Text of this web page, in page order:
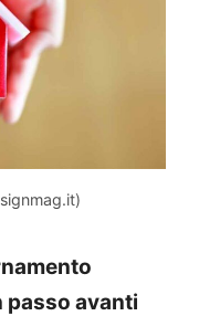
passo avanti